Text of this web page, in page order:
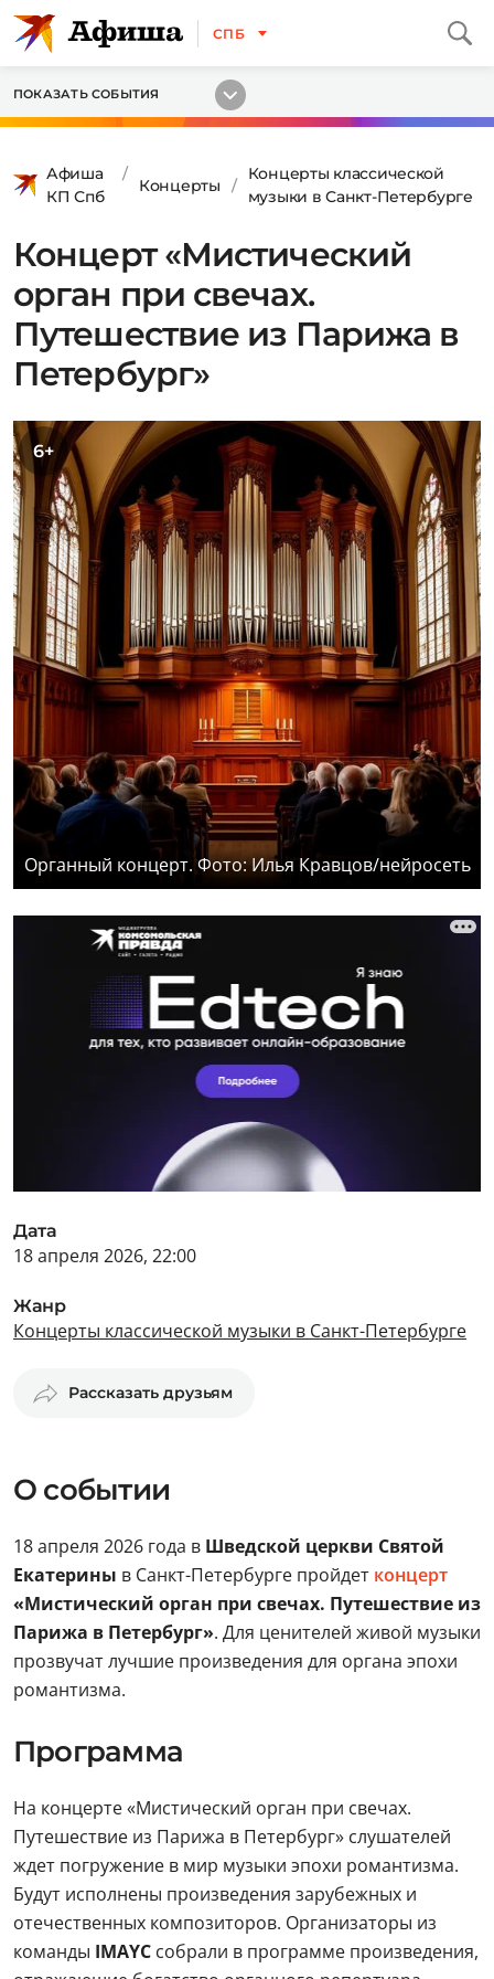
СПБ
ПОКАЗАТЬ СОБЫТИЯ
Афиша
КП Спб
Концерты
Концерты классической
музыки в Санкт-Петербурге
Концерт «Мистический
орган при свечах.
Путешествие из Парижа в
Петербург»
6+
Органный концерт. Фото: Илья Кравцов/нейросеть
Дата
18 апреля 2026, 22:00
Жанр
Концерты классической музыки в Санкт-Петербурге
Рассказать друзьям
О событии
18 апреля 2026 года в Шведской церкви Святой
Екатерины в Санкт-Петербурге пройдет концерт
«Мистический орган при свечах. Путешествие из
Парижа в Петербург». Для ценителей живой музыки
прозвучат лучшие произведения для органа эпохи
романтизма.
Программа
На концерте «Мистический орган при свечах.
Путешествие из Парижа в Петербург» слушателей
ждет погружение в мир музыки эпохи романтизма.
Будут исполнены произведения зарубежных и
отечественных композиторов. Организаторы из
команды IMAYC собрали в программе произведения,